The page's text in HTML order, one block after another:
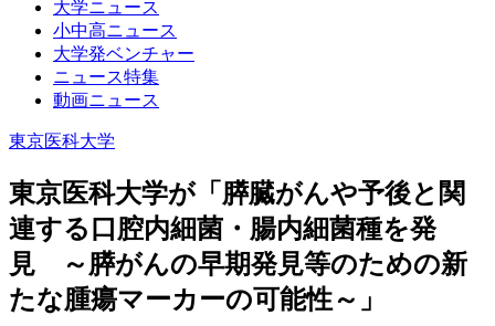
大学ニュース
小中高ニュース
大学発ベンチャー
ニュース特集
動画ニュース
東京医科大学
東京医科大学が「膵臓がんや予後と関
連する口腔内細菌・腸内細菌種を発
見 ～膵がんの早期発見等のための新
たな腫瘍マーカーの可能性～」